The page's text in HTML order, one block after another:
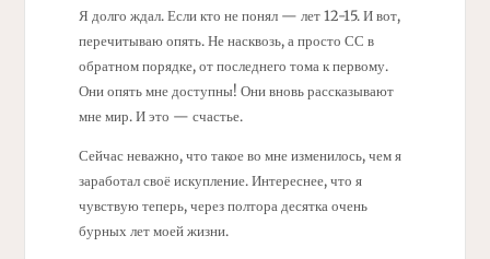
Я долго ждал. Если кто не понял — лет 12-15. И вот,
перечитываю опять. Не насквозь, а просто СС в
обратном порядке, от последнего тома к первому.
Они опять мне доступны! Они вновь рассказывают
мне мир. И это — счастье.
Сейчас неважно, что такое во мне изменилось, чем я
заработал своё искупление. Интереснее, что я
чувствую теперь, через полтора десятка очень
бурных лет моей жизни.